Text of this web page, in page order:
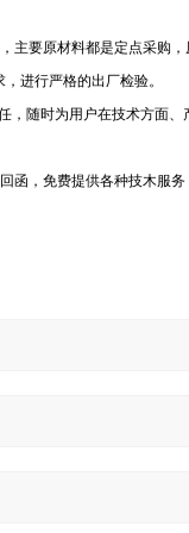
要原材料都是定点采购
进行严格的出厂检验。
随时为用户在技术方面
函，免费提供各种技木服务